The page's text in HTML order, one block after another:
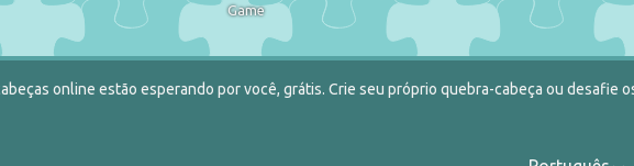
Game
online estão esperando por você, grátis. Crie seu próprio quebra-cabeça ou desafie